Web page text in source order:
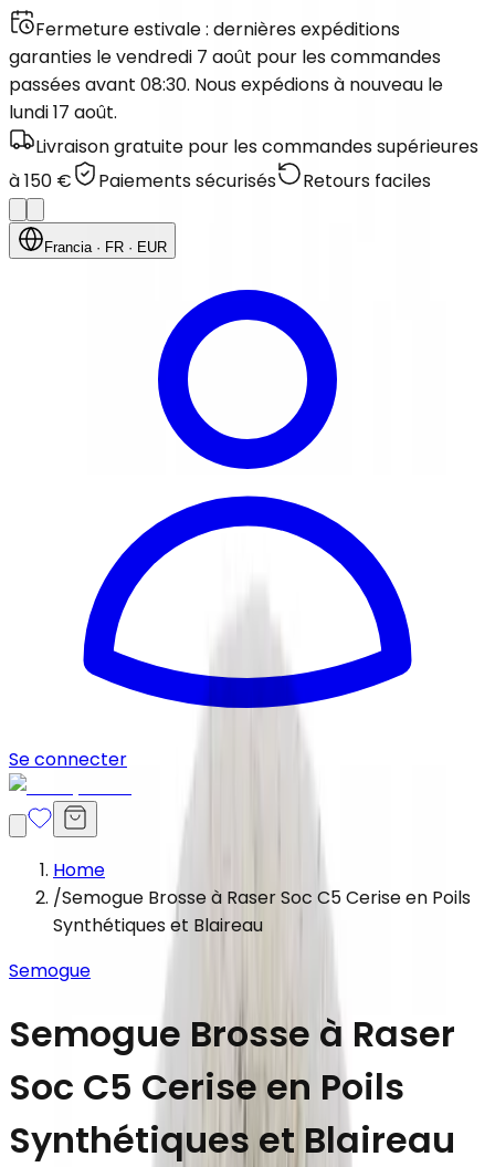
Fermeture estivale : dernières expéditions
garanties le vendredi 7 août pour les commandes
passées avant 08:30. Nous expédions à nouveau le
lundi 17 août.
Livraison gratuite pour les commandes supérieures
à 150 €
Paiements sécurisés Retours faciles
Francia· FR · EUR
Se connecter
Home
/Semogue Brosse à Raser Soc C5 Cerise en Poils
Synthétiques et Blaireau
Semogue
Semogue Brosse à Raser
Soc C5 Cerise en Poils
Synthétiques et Blaireau